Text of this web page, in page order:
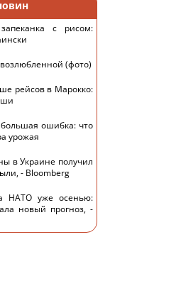
с рисом:
(фото)
рейсов в Марокко:
большая ошибка: что
урожая
в Украине получил
- Bloomberg
НАТО уже осенью:
новый прогноз, -